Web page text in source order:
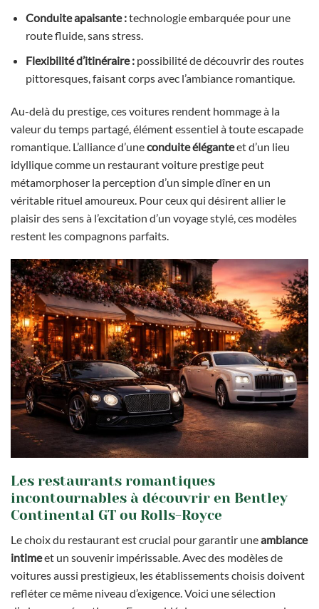
Conduite apaisante :technologie embarquée pour une
route fluide, sans stress.
Flexibilité d’itinéraire :possibilité de découvrir des routes
pittoresques, faisant corps avec l’ambiance romantique.
Au-delà du prestige, ces voitures rendent hommage à la
valeur du temps partagé, élément essentiel à toute escapade
romantique. L’alliance d’uneconduite éléganteet d’un lieu
idyllique comme un restaurant voiture prestige peut
métamorphoser la perception d’un simple dîner en un
véritable rituel amoureux. Pour ceux qui désirent allier le
plaisir des sens à l’excitation d’un voyage stylé, ces modèles
restent les compagnons parfaits.
Les restaurants romantiques
incontournables à découvrir en Bentley
Continental GT ou Rolls-Royce
Le choix du restaurant est crucial pour garantir uneambiance
intimeet un souvenir impérissable. Avec des modèles de
voitures aussi prestigieux, les établissements choisis doivent
refléter ce même niveau d’exigence. Voici une sélection